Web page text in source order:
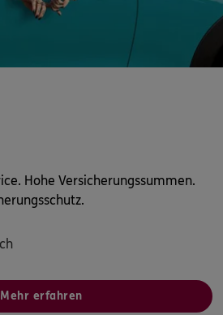
Hohe Versicherungssummen.
Mehr erfahren